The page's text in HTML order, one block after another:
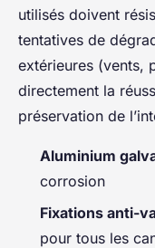
utilisés doivent
tentatives de
extérieures (vents,
directement la
préservation de
Aluminium
corrosion
Fixations anti-
pour tous les